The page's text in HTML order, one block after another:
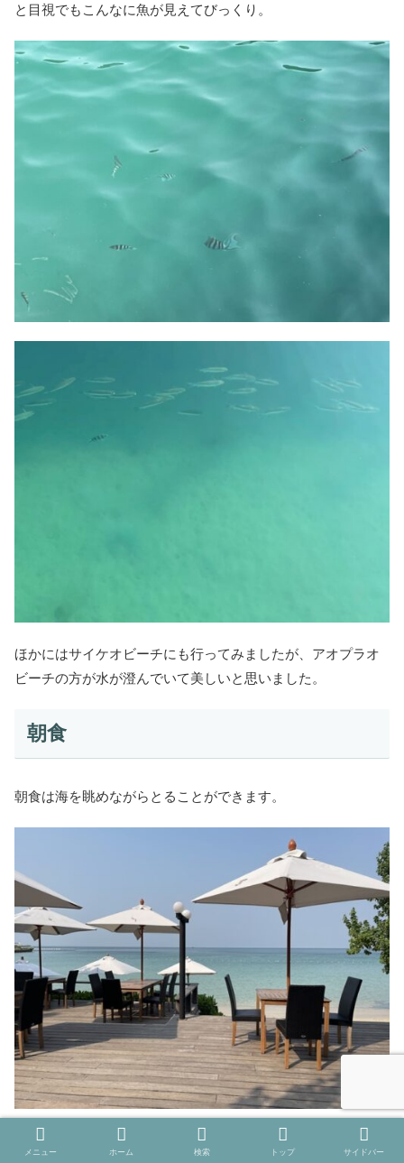
と目視でもこんなに魚が見えてびっくり。
ほかにはサイケオビーチにも行ってみましたが、アオプラオ
ビーチの方が水が澄んでいて美しいと思いました。
朝食
朝食は海を眺めながらとることができます。
朝食の種類は多くはないです。
メニュー ホーム 検索 トップ サイドバー